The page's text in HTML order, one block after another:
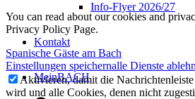
Info-Flyer 2026/27
Kontakt
MeinBACH
You can read about our cookies and
Privacy Policy Page.
Spanische Gäste am Bach
Einstellungen speichernalle Dienste
Aktivieren, damit die
wird und alle Cookies, denen nicht